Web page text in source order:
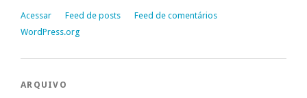
Acessar Feed de posts
Feed de comentários
WordPress.org
ARQUIVO